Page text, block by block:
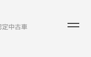
定中古車